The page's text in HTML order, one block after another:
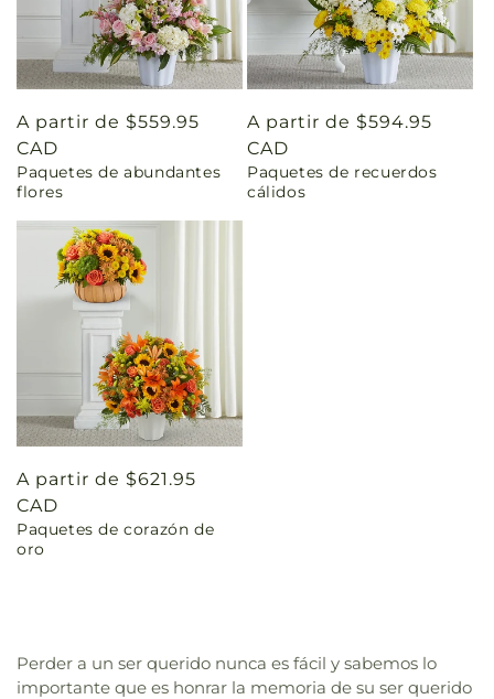
Precio
habitual
A partir de $559.95
CAD
Paquetes de abundantes
flores
Precio
habitual
A partir de $594.95
CAD
Paquetes de recuerdos
cálidos
Precio
habitual
A partir de $621.95
CAD
Paquetes de corazón de
oro
Perder a un ser querido nunca es fácil y sabemos lo
importante que es honrar la memoria de su ser querido